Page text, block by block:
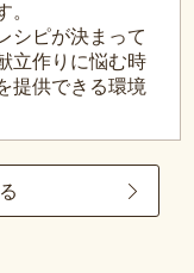
。
シピが決まって
立作りに悩む時
提供できる環境